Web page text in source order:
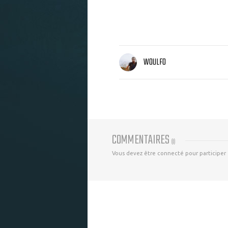
WOULFO
COMMENTAIRES (0)
Vous devez être connecté pour participer